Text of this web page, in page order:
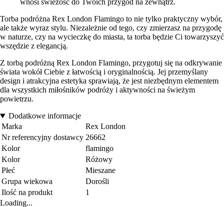
wnosi świeżość do Twoich przygód na zewnątrz.
Torba podróżna Rex London Flamingo to nie tylko praktyczny wybór,
ale także wyraz stylu. Niezależnie od tego, czy zmierzasz na przygodę
w naturze, czy na wycieczkę do miasta, ta torba będzie Ci towarzyszyć
wszędzie z elegancją.
Z torbą podróżną Rex London Flamingo, przygotuj się na odkrywanie
świata wokół Ciebie z łatwością i oryginalnością. Jej przemyślany
design i atrakcyjna estetyka sprawiają, że jest niezbędnym elementem
dla wszystkich miłośników podróży i aktywności na świeżym
powietrzu.
Dodatkowe informacje
Marka
Rex London
Nr referencyjny dostawcy 26662
Kolor
flamingo
Kolor
Różowy
Płeć
Mieszane
Grupa wiekowa
Dorośli
Ilość na produkt
1
Loading...